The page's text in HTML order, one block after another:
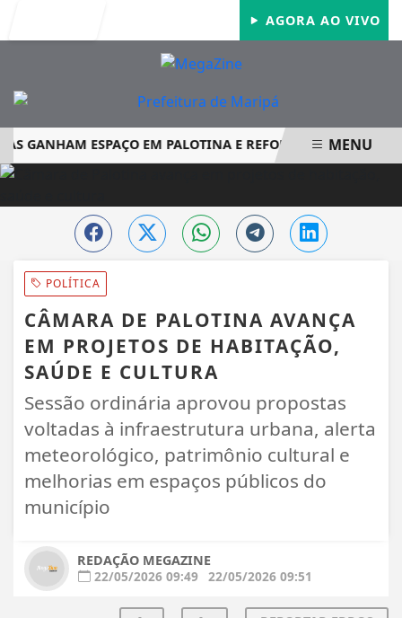
AGORA AO VIVO
ESPAÇO EM PALOTINA E REFORÇAM SEGURANÇA
MENU
POLÍTICA
CÂMARA DE PALOTINA AVANÇA
EM PROJETOS DE HABITAÇÃO,
SAÚDE E CULTURA
Sessão ordinária aprovou propostas
voltadas à infraestrutura urbana, alerta
meteorológico, patrimônio cultural e
melhorias em espaços públicos do
município
REDAÇÃO MEGAZINE
22/05/2026 09:49 22/05/2026 09:51